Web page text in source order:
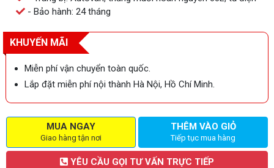
- Bảo hành: 24 tháng
KHUYẾN MÃI
Miễn phí vận chuyển toàn quốc.
Lắp đặt miễn phí nội thành Hà Nội, Hồ Chí Minh.
MUA NGAY
Giao hàng tận nơi
THÊM VÀO GIỎ
Tiếp tục mua hàng
YÊU CẦU GỌI TƯ VẤN TRỰC TIẾP